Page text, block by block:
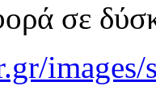
σε